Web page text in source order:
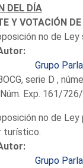
DEL DÍA
Y VOTACIÓN
no de
Grupo
serie D ,
Exp. 161/
no de
turístico.
Grupo